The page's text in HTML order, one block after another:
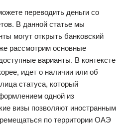
переводить деньги со
В данной статье мы
могут открыть банковский
рассмотрим основные
варианты. В контексте
идет о наличии или об
статуса, который
одной из
визы позволяют иностранным
по территории ОАЭ